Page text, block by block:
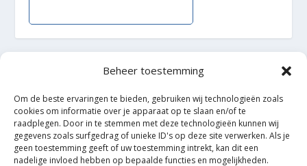
Beheer toestemming
Om de beste ervaringen te bieden, gebruiken wij technologieën zoals
cookies om informatie over je apparaat op te slaan en/of te
raadplegen. Door in te stemmen met deze technologieën kunnen wij
gegevens zoals surfgedrag of unieke ID's op deze site verwerken. Als je
geen toestemming geeft of uw toestemming intrekt, kan dit een
nadelige invloed hebben op bepaalde functies en mogelijkheden.
WordPress